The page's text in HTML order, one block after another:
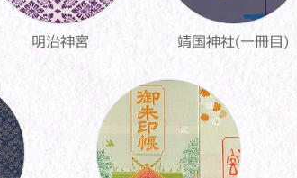
明治神宮 靖国神社(一冊目)